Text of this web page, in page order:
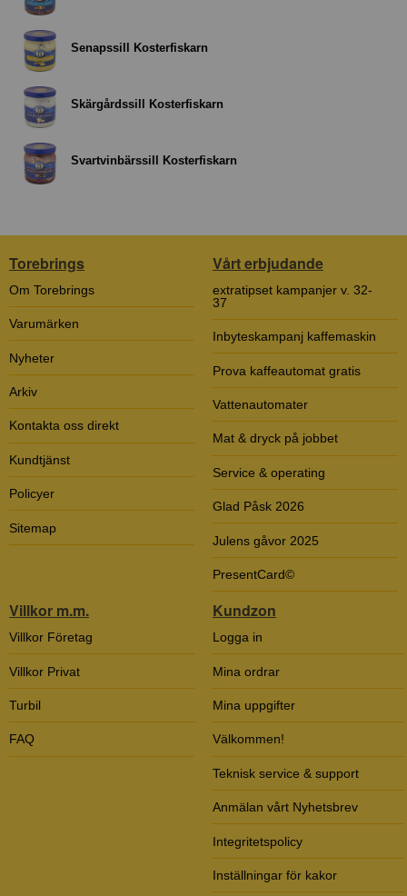
Senapssill Kosterfiskarn
Skärgårdssill Kosterfiskarn
Svartvinbärssill Kosterfiskarn
Torebrings
Om Torebrings
Varumärken
Nyheter
Arkiv
Kontakta oss direkt
Kundtjänst
Policyer
Sitemap
Vårt erbjudande
extratipset kampanjer v. 32-
37
Inbyteskampanj kaffemaskin
Prova kaffeautomat gratis
Vattenautomater
Mat & dryck på jobbet
Service & operating
Glad Påsk 2026
Julens gåvor 2025
PresentCard©
Villkor m.m.
Villkor Företag
Villkor Privat
Turbil
FAQ
Kundzon
Logga in
Mina ordrar
Mina uppgifter
Välkommen!
Teknisk service & support
Anmälan vårt Nyhetsbrev
Integritetspolicy
Inställningar för kakor